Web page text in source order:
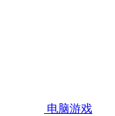
电脑游戏